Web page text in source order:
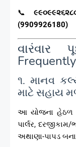
📞
(9909926180)
વારંવાર
૧. માનવ
માટે સહાય
આ યોજના હેઠળ
પાર્લર,
અથાણા-પાપડ